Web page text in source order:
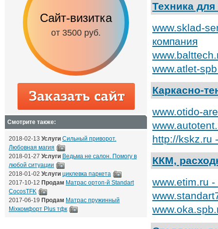
Техника для
www.sklad-
компания
www.atlet-
Каркасно-
www.otido-
http://
ККМ,
www.etim.ru
Сайт-визитка
от 3500 руб.
Сайт с
от 6500 руб.
Смотрите также:
2018-02-13 Услуги Сильный приворот.
Любовная магия
2018-01-27 Услуги Ведьма не салон. Помогу в
любой ситуации
2018-01-02 Услуги циклевка паркета
2017-10-12 Продам Матрас ортоп-й Standart
CocosTFK
2017-06-19 Продам Матрас пружинный
Mixкомфорт Plus тфк